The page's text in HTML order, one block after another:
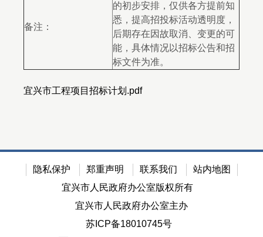
备注：
的初步安排，仅供各方提前知
悉，提高招投标活动透明度，
后期存在因故取消、变更的可
能，具体情况以招标公告和招
标文件为准。
宜兴市工程项目招标计划.pdf
隐私保护 郑重声明 联系我们
站内地图
宜兴市人民政府办公室版权所有
宜兴市人民政府办公室主办
苏ICP备18010745号